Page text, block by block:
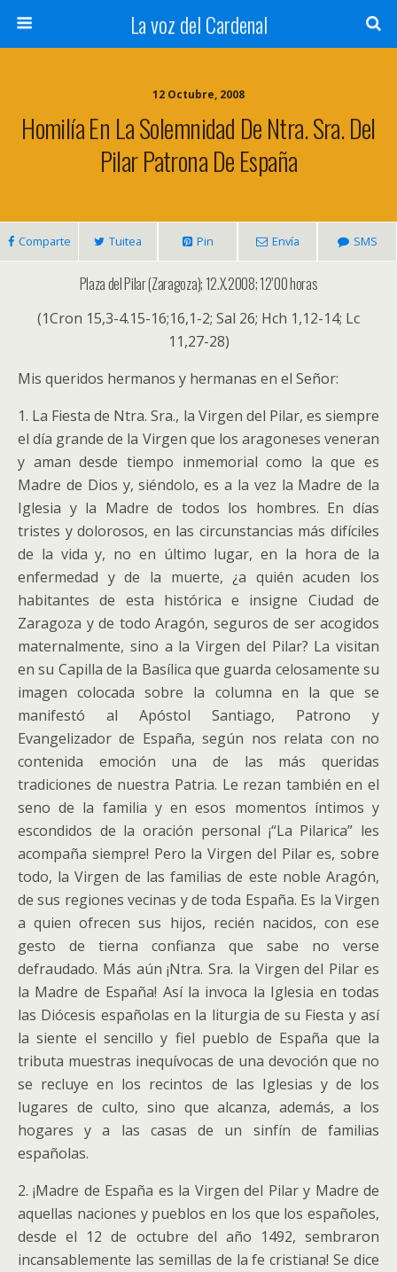
La voz del Cardenal
12 Octubre, 2008
Homilía En La Solemnidad De Ntra. Sra. Del
Pilar Patrona De España
Comparte Tuitea Pin Envía SMS
Plaza del Pilar (Zaragoza); 12.X.2008; 12’00 horas
(1Cron 15,3-4.15-16;16,1-2; Sal 26; Hch 1,12-14; Lc
11,27-28)
Mis queridos hermanos y hermanas en el Señor:
1. La Fiesta de Ntra. Sra., la Virgen del Pilar, es siempre
el día grande de la Virgen que los aragoneses veneran
y aman desde tiempo inmemorial como la que es
Madre de Dios y, siéndolo, es a la vez la Madre de la
Iglesia y la Madre de todos los hombres. En días
tristes y dolorosos, en las circunstancias más difíciles
de la vida y, no en último lugar, en la hora de la
enfermedad y de la muerte, ¿a quién acuden los
habitantes de esta histórica e insigne Ciudad de
Zaragoza y de todo Aragón, seguros de ser acogidos
maternalmente, sino a la Virgen del Pilar? La visitan
en su Capilla de la Basílica que guarda celosamente su
imagen colocada sobre la columna en la que se
manifestó al Apóstol Santiago, Patrono y
Evangelizador de España, según nos relata con no
contenida emoción una de las más queridas
tradiciones de nuestra Patria. Le rezan también en el
seno de la familia y en esos momentos íntimos y
escondidos de la oración personal ¡“La Pilarica” les
acompaña siempre! Pero la Virgen del Pilar es, sobre
todo, la Virgen de las familias de este noble Aragón,
de sus regiones vecinas y de toda España. Es la Virgen
a quien ofrecen sus hijos, recién nacidos, con ese
gesto de tierna confianza que sabe no verse
defraudado. Más aún ¡Ntra. Sra. la Virgen del Pilar es
la Madre de España! Así la invoca la Iglesia en todas
las Diócesis españolas en la liturgia de su Fiesta y así
la siente el sencillo y fiel pueblo de España que la
tributa muestras inequívocas de una devoción que no
se recluye en los recintos de las Iglesias y de los
lugares de culto, sino que alcanza, además, a los
hogares y a las casas de un sinfín de familias
españolas.
2. ¡Madre de España es la Virgen del Pilar y Madre de
aquellas naciones y pueblos en los que los españoles,
desde el 12 de octubre del año 1492, sembraron
incansablemente las semillas de la fe cristiana! Se dice